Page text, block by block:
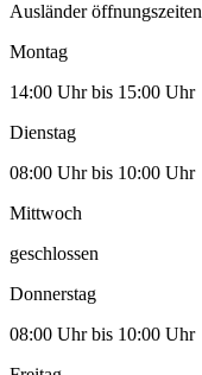
Ausländer öffnungszeiten
Montag
14:00 Uhr bis 15:00 Uhr
Dienstag
08:00 Uhr bis 10:00 Uhr
Mittwoch
geschlossen
Donnerstag
08:00 Uhr bis 10:00 Uhr